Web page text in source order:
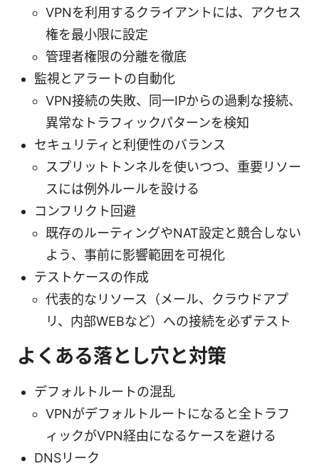
VPNを利用するクライアントには、アクセス
権を最小限に設定
管理者権限の分離を徹底
監視とアラートの自動化
VPN接続の失敗、同一IPからの過剰な接続、
異常なトラフィックパターンを検知
セキュリティと利便性のバランス
スプリットトンネルを使いつつ、重要リソー
スには例外ルールを設ける
コンフリクト回避
既存のルーティングやNAT設定と競合しない
よう、事前に影響範囲を可視化
テストケースの作成
代表的なリソース（メール、クラウドアプ
リ、内部WEBなど）への接続を必ずテスト
よくある落とし穴と対策
デフォルトルートの混乱
VPNがデフォルトルートになると全トラフ
ィックがVPN経由になるケースを避ける
DNSリーク